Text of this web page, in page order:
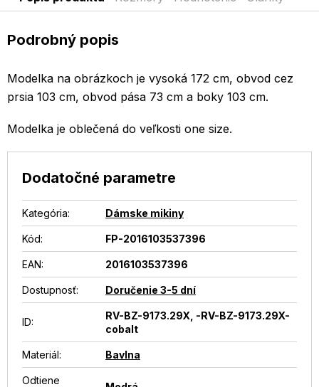
Podrobný popis
Modelka na obrázkoch je vysoká 172 cm, obvod cez
prsia 103 cm, obvod pása 73 cm a boky 103 cm.
Modelka je oblečená do veľkosti one size.
Dodatočné parametre
Kategória: Dámske mikiny
Kód: FP-2016103537396
EAN: 2016103537396
Dostupnosť: Doručenie 3-5 dní
ID:
RV-BZ-9173.29X, -RV-BZ-9173.29X-
cobalt
Materiál: Bavlna
Odtiene